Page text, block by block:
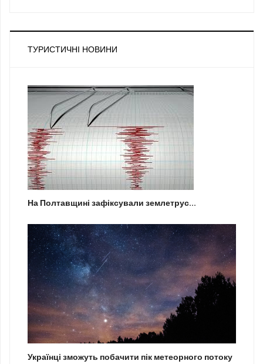
ТУРИСТИЧНІ НОВИНИ
На Полтавщині зафіксували землетрус...
Українці зможуть побачити пік метеорного потоку